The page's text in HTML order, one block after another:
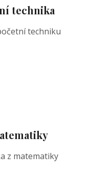
technika
techniku
z matematiky